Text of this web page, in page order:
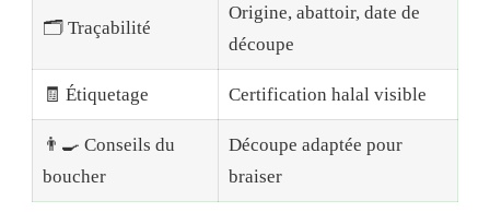
🗂️ Traçabilité
Origine, abattoir, date de
découpe
🧾 Étiquetage Certification halal visible
👨‍🍳 Conseils du
boucher
Découpe adaptée pour
braiser